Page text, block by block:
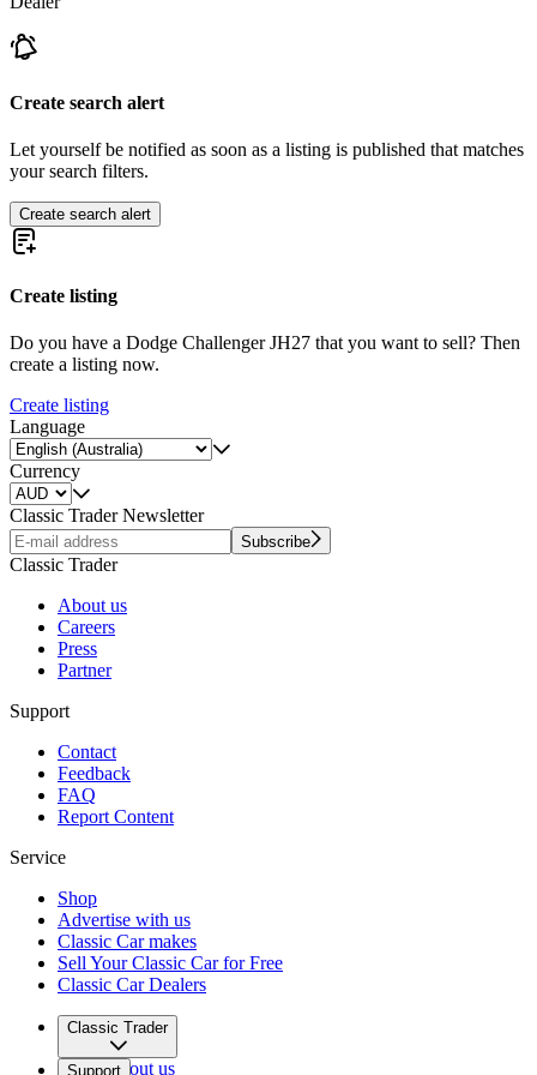
Create search alert
Let yourself be notified as soon as a listing is published that matches
your search filters.
Create search alert
Create listing
Do you have a Dodge Challenger JH27 that you want to sell? Then
create a listing now.
Create listing
Language
Currency
Classic Trader Newsletter
Subscribe
Classic Trader
About us
Careers
Press
Partner
Support
Contact
Feedback
FAQ
Report Content
Service
Shop
Advertise with us
Classic Car makes
Sell Your Classic Car for Free
Classic Car Dealers
Classic Trader
About us
Support